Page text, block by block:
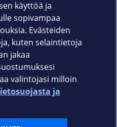
käyttöä ja
sopivampaa
Evästeiden
kuten selaintietoja
jakaa
valintojasi milloin
ja